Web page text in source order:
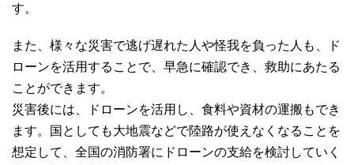
す。
また、様々な災害で逃げ遅れた人や怪我を負った人も、ド
ローンを活用することで、早急に確認でき、救助にあたる
ことができます。
災害後には、ドローンを活用し、食料や資材の運搬もでき
ます。国としても大地震などで陸路が使えなくなることを
想定して、全国の消防署にドローンの支給を検討していく